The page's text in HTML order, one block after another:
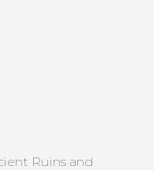
Ruins and